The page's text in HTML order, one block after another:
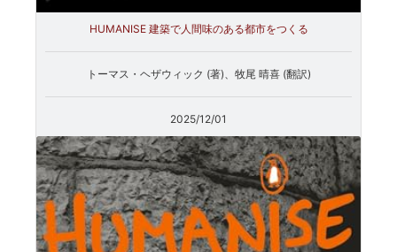
HUMANISE 建築で人間味のある都市をつくる
トーマス・ヘザウィック (著)、牧尾 晴喜 (翻訳)
2025/12/01